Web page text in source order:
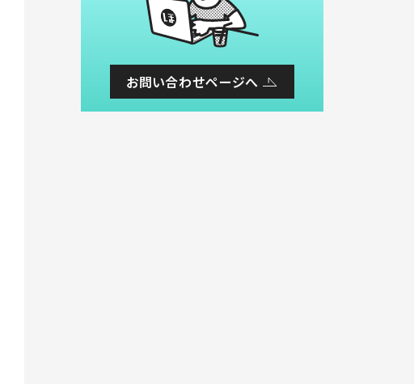
お問い合わせページへ